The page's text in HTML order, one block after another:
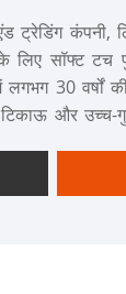
ट्रेडिंग कंपनी,
के लिए सॉफ्ट
लगभग 30 वर्षों
और उच्च-
स्पोर्ट
हैं।